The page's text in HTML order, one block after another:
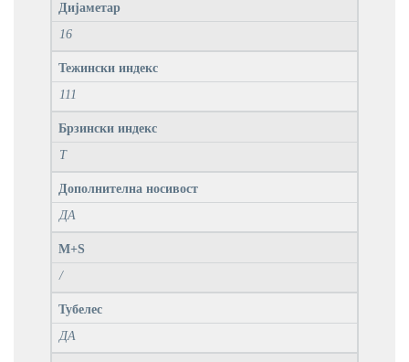
Дијаметар
16
Тежински индекс
111
Брзински индекс
T
Дополнителна носивост
ДА
M+S
/
Тубелес
ДА